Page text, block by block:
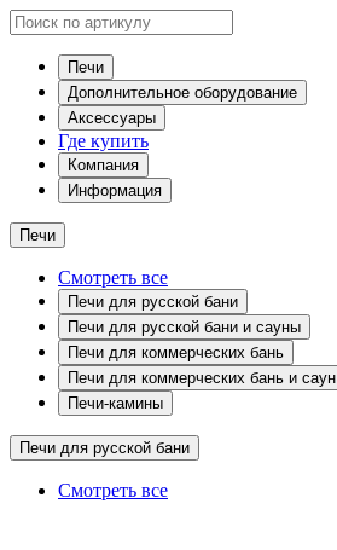
Печи
Дополнительное оборудование
Аксессуары
Где купить
Компания
Информация
Печи
Смотреть все
Печи для русской бани
Печи для русской бани и сауны
Печи для коммерческих бань
Печи для коммерческих бань и саун
Печи-камины
Печи для русской бани
Смотреть все